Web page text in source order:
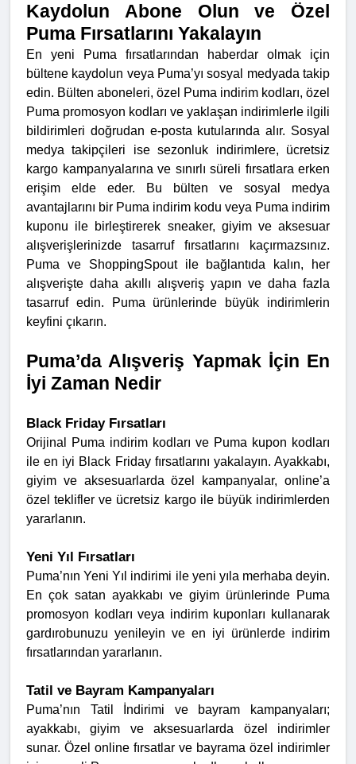
Kaydolun Abone Olun ve Özel
Puma Fırsatlarını Yakalayın
En yeni Puma fırsatlarından haberdar olmak için
bültene kaydolun veya Puma’yı sosyal medyada takip
edin. Bülten aboneleri, özel Puma indirim kodları, özel
Puma promosyon kodları ve yaklaşan indirimlerle ilgili
bildirimleri doğrudan e-posta kutularında alır. Sosyal
medya takipçileri ise sezonluk indirimlere, ücretsiz
kargo kampanyalarına ve sınırlı süreli fırsatlara erken
erişim elde eder. Bu bülten ve sosyal medya
avantajlarını bir Puma indirim kodu veya Puma indirim
kuponu ile birleştirerek sneaker, giyim ve aksesuar
alışverişlerinizde tasarruf fırsatlarını kaçırmazsınız.
Puma ve ShoppingSpout ile bağlantıda kalın, her
alışverişte daha akıllı alışveriş yapın ve daha fazla
tasarruf edin. Puma ürünlerinde büyük indirimlerin
keyfini çıkarın.
Puma’da Alışveriş Yapmak İçin En
İyi Zaman Nedir
Black Friday Fırsatları
Orijinal Puma indirim kodları ve Puma kupon kodları
ile en iyi Black Friday fırsatlarını yakalayın. Ayakkabı,
giyim ve aksesuarlarda özel kampanyalar, online’a
özel teklifler ve ücretsiz kargo ile büyük indirimlerden
yararlanın.
Yeni Yıl Fırsatları
Puma’nın Yeni Yıl indirimi ile yeni yıla merhaba deyin.
En çok satan ayakkabı ve giyim ürünlerinde Puma
promosyon kodları veya indirim kuponları kullanarak
gardırobunuzu yenileyin ve en iyi ürünlerde indirim
fırsatlarından yararlanın.
Tatil ve Bayram Kampanyaları
Puma’nın Tatil İndirimi ve bayram kampanyaları;
ayakkabı, giyim ve aksesuarlarda özel indirimler
sunar. Özel online fırsatlar ve bayrama özel indirimler